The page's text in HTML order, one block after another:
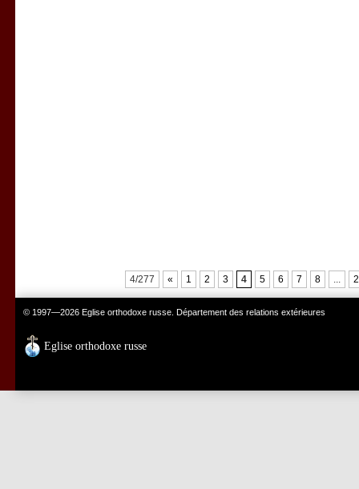
4/277 « 1 2 3 4 5 6 7 8 ...
© 1997—2026 Eglise orthodoxe russe. Département des relations extérieures
Eglise orthodoxe russe